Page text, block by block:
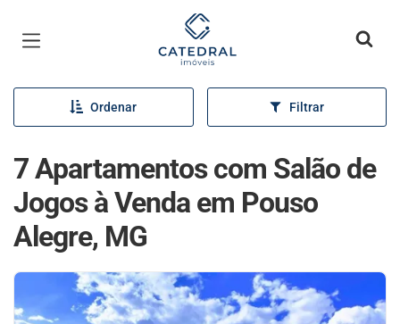
Página inicial
Ordenar Filtrar
7 Apartamentos com Salão de
Jogos à Venda em Pouso
Alegre, MG